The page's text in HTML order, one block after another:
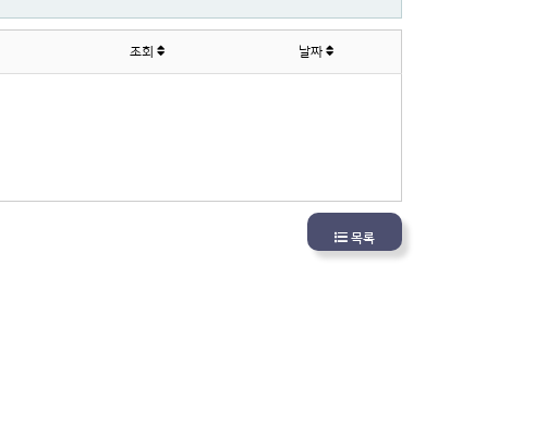
조회 날짜
목록